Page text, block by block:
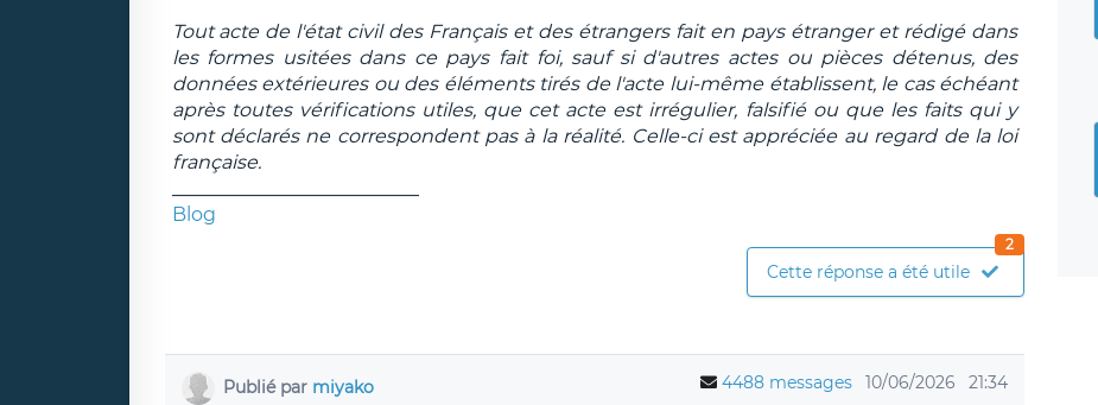
Tout acte de l'état civil des Français et des étrangers fait en pays étranger et rédigé dans
les formes usitées dans ce pays fait foi, sauf si d'autres actes ou pièces détenus, des
données extérieures ou des éléments tirés de l'acte lui-même établissent, le cas échéant
après toutes vérifications utiles, que cet acte est irrégulier, falsifié ou que les faits qui y
sont déclarés ne correspondent pas à la réalité. Celle-ci est appréciée au regard de la loi
française.
Blog
Cette réponse a été utile
2
Publié par miyako 4488 messages 10/06/2026 21:34